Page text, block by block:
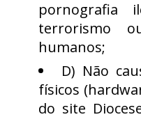
pornografia
terrorismo
humanos;
D) Não
físicos
do site